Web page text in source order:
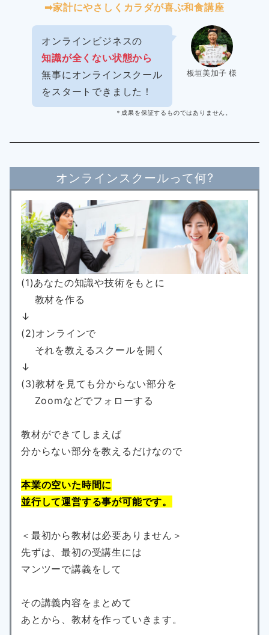
➡︎家計にやさしくカラダが喜ぶ和食講座
板垣美加子 様
オンラインビジネスの
知識が全くない状態から
無事にオンラインスクール
をスタートできました！
＊成果を保証するものではありません。
オンラインスクールって何?
(1)あなたの知識や技術をもとに
教材を作る
↓
(2)オンラインで
それを教えるスクールを開く
↓
(3)教材を見ても分からない部分を
Zoomなどでフォローする
教材ができてしまえば
分からない部分を教えるだけなので
本業の空いた時間に
並行して運営する事が可能です。
＜最初から教材は必要ありません＞
先ずは、最初の受講生には
マンツーで講義をして
その講義内容をまとめて
あとから、教材を作っていきます。